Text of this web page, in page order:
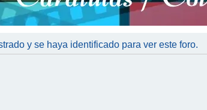
y se haya identificado para ver este foro.